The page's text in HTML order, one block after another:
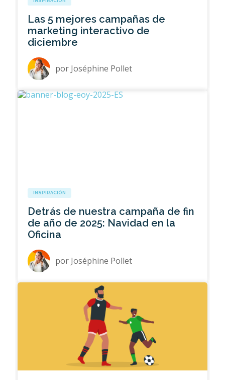
Las 5 mejores campañas de
marketing interactivo de
diciembre
por Joséphine Pollet
INSPIRACIÓN
Detrás de nuestra campaña de fin
de año de 2025: Navidad en la
Oficina
por Joséphine Pollet